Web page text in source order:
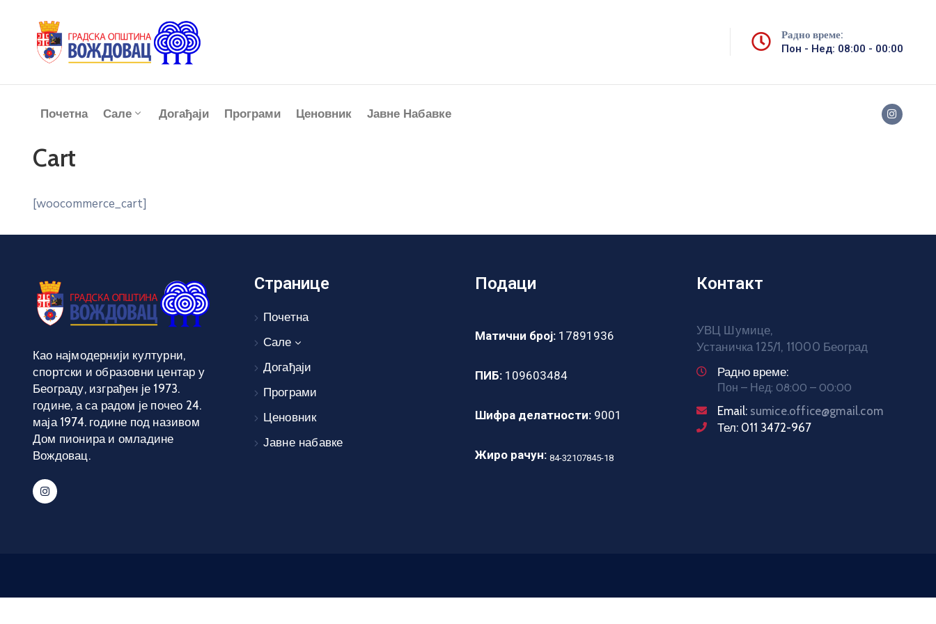
Радно време:
Пон - Нед: 08:00 - 00:00
Почетна Сале Догађаји Програми Ценовник Јавне Набавке
Cart
[woocommerce_cart]
Као најмодернији културни,
спортски и образовни центар у
Београду, изграђен је 1973.
године, а са радом је почео 24.
маја 1974. године под називом
Дом пионира и омладине
Вождовац.
Странице
Почетна
Сале
Догађаји
Програми
Ценовник
Јавне набавке
Подаци
Матични број: 17891936
ПИБ: 109603484
Шифра делатности: 9001
Жиро рачун: 84-32107845-18
Контакт
УВЦ Шумице,
Устаничка 125/1, 11000 Београд
Радно време:
Пон – Нед: 08:00 – 00:00
Email: sumice.office@gmail.com
Тел: 011 3472-967